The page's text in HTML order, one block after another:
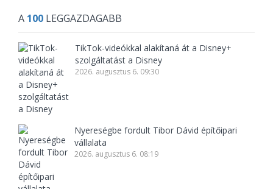
A 100 LEGGAZDAGABB
TikTok-videókkal alakítaná át a Disney+
szolgáltatást a Disney
2026. augusztus 6. 09:30
Nyereségbe fordult Tibor Dávid építőipari
vállalata
2026. augusztus 6. 08:19